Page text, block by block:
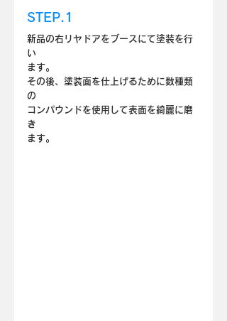
STEP.1
新品の右リヤドアをブースにて塗装を行
い
ます。
その後、塗装面を仕上げるために数種類
の
コンパウンドを使用して表面を綺麗に磨
き
ます。